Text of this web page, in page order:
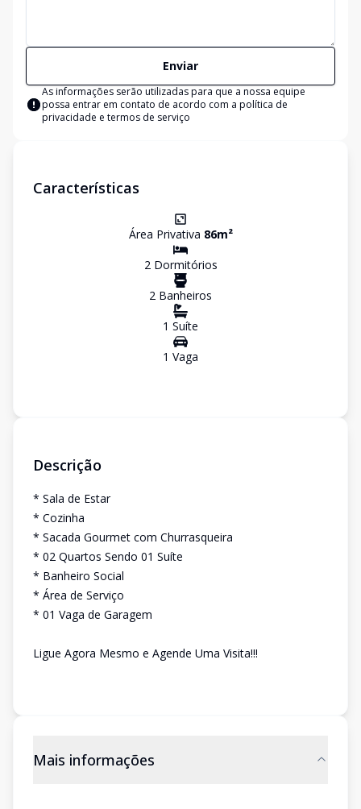
Enviar
As informações serão utilizadas para que a nossa equipe
possa entrar em contato de acordo com a política de
privacidade e termos de serviço
Características
Área Privativa 86m²
2Dormitórios
2 Banheiros
1 Suíte
1 Vaga
Descrição
* Sala de Estar
* Cozinha
* Sacada Gourmet com Churrasqueira
* 02 Quartos Sendo 01 Suíte
* Banheiro Social
* Área de Serviço
* 01 Vaga de Garagem
Ligue Agora Mesmo e Agende Uma Visita!!!
Mais informações